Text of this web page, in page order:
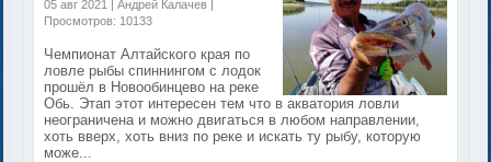
05 авг 2021 | Андрей Калачев |
Просмотров: 10133
Чемпионат Алтайского края по
ловле рыбы спиннингом с лодок
прошёл в Новообинцево на реке
Обь. Этап этот интересен тем что в акватория ловли
неограничена и можно двигаться в любом направлении,
хоть вверх, хоть вниз по реке и искать ту рыбу, которую
може...